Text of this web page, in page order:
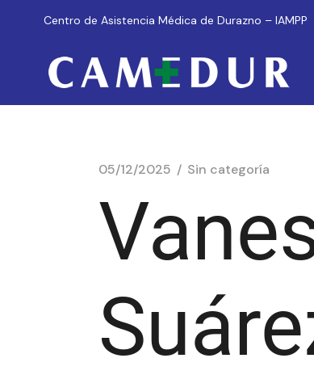
Centro de Asistencia Médica de Durazno – IAMPP
05/12/2025 Sin categoría